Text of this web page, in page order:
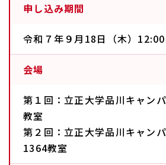
申し込み期間
令和７年９月18日（木）
会場
第１回：立正大学品川キャン
教室
第２回：立正大学品川キャン
1364教室